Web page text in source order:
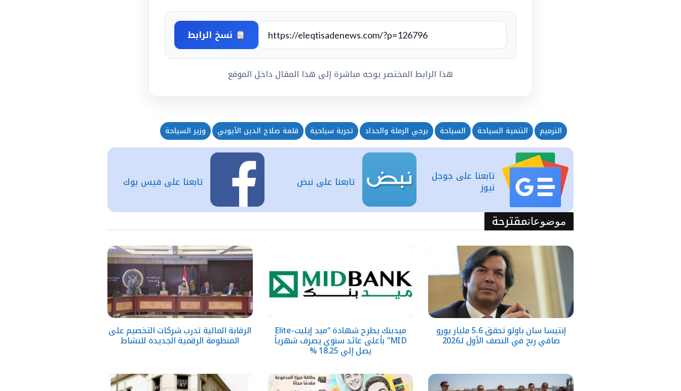
نسخ الرابط
هذا الرابط المختصر يوجه مباشرة إلى هذا المقال داخل الموقع
الترميم التنمية السياحة السياحة برجي الرملة والحداد تجربة سياحية قلعة صلاح الدين الأيوبي وزير السياحة
تابعنا على فيس بوك تابعنا على نبض تابعنا على جوجل
نيوز
موضوعاتمقترحة
إنتيسا سان باولو تحقق 5.6 مليار يورو
صافي ربح في النصف الأول لـ2026
ميدبنك يطرح شهادة “ميد إيليت-Elite
MID” بأعلى عائد سنوي يصرف شهرياً
يصل إلي 18.25 %
الرقابة المالية تدرب شركات التخصيم على
المنظومة الرقمية الجديدة للنشاط